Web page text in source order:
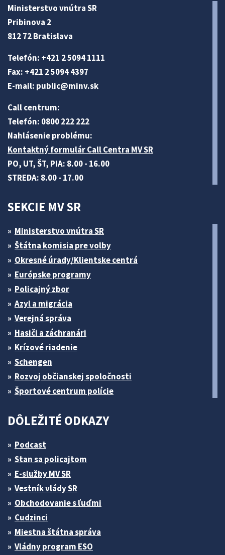
Ministerstvo vnútra SR
Pribinova 2
812 72 Bratislava
Telefón: +421 2 5094 1111
Fax: +421 2 5094 4397
E-mail: public@minv.sk
Call centrum:
Telefón: 0800 222 222
Nahlásenie problému:
Kontaktný formulár Call Centra MV SR
PO, UT, ŠT, PIA: 8.00 - 16.00
STREDA: 8.00 - 17.00
SEKCIE MV SR
Ministerstvo vnútra SR
Štátna komisia pre volby
Okresné úrady/Klientske centrá
Európske programy
Policajný zbor
Azyl a migrácia
Verejná správa
Hasiči a záchranári
Krízové riadenie
Schengen
Rozvoj občianskej spoločnosti
Športové centrum polície
DÔLEŽITÉ ODKAZY
Podcast
Stan sa policajtom
E-služby MV SR
Vestník vlády SR
Obchodovanie s ľuďmi
Cudzinci
Miestna štátna správa
Vládny program ESO